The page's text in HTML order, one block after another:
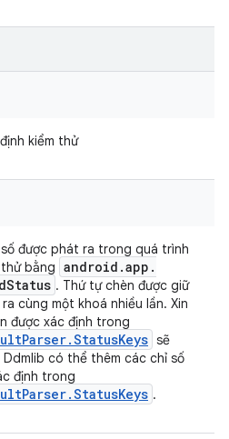
kiểm thử
được phát ra trong quá trình
bằng android .app .
Status . Thứ tự chèn được giữ
cùng một khoá nhiều lần. Xin
được xác định trong
Parser.StatusKeys sẽ
Ddmlib có thể thêm các chỉ số
định trong
Parser.StatusKeys .